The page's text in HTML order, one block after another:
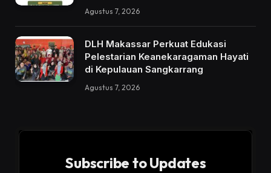
Agustus 7, 2026
DLH Makassar Perkuat Edukasi
Pelestarian Keanekaragaman Hayati
di Kepulauan Sangkarrang
Agustus 7, 2026
Subscribe to Updates